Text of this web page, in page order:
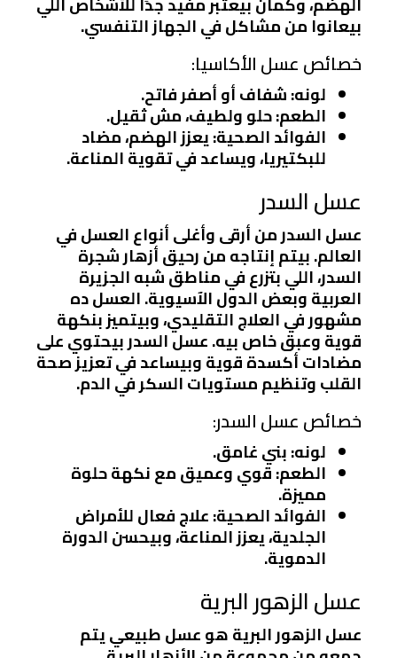
بيعانوا من مشاكل في الجهاز التنفسي.
خصائص عسل الأكاسيا:
لونه: شفاف أو أصفر فاتح.
الطعم: حلو ولطيف، مش ثقيل.
الفوائد الصحية: يعزز الهضم، مضاد
للبكتيريا، ويساعد في تقوية المناعة.
عسل السدر
عسل السدر من أرقى وأغلى أنواع العسل في
العالم. بيتم إنتاجه من رحيق أزهار شجرة
السدر، اللي بتزرع في مناطق شبه الجزيرة
العربية وبعض الدول الآسيوية. العسل ده
مشهور في العلاج التقليدي، وبيتميز بنكهة
قوية وعبق خاص بيه. عسل السدر بيحتوي على
مضادات أكسدة قوية وبيساعد في تعزيز صحة
القلب وتنظيم مستويات السكر في الدم.
خصائص عسل السدر:
لونه: بني غامق.
الطعم: قوي وعميق مع نكهة حلوة
مميزة.
الفوائد الصحية: علاج فعال للأمراض
الجلدية، يعزز المناعة، وبيحسن الدورة
الدموية.
عسل الزهور البرية
عسل الزهور البرية هو عسل طبيعي يتم